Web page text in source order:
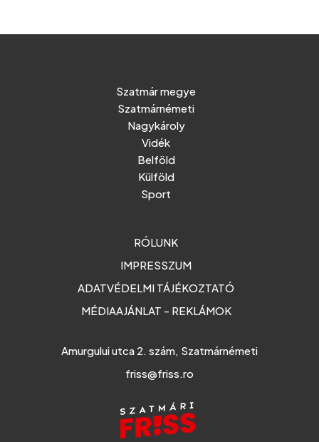
Szatmár megye
Szatmárnémeti
Nagykároly
Vidék
Belföld
Külföld
Sport
RÓLUNK
IMPRESSZUM
ADATVÉDELMI TÁJÉKOZTATÓ
MÉDIAAJÁNLAT - REKLÁMOK
Amurgului utca 2. szám, Szatmárnémeti
friss@friss.ro